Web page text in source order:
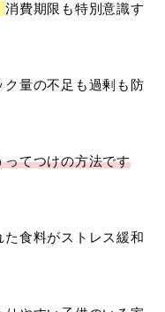
消費期限も特別意識す
量の不足も過剰も防
ってつけの方法です
食料がストレス緩和